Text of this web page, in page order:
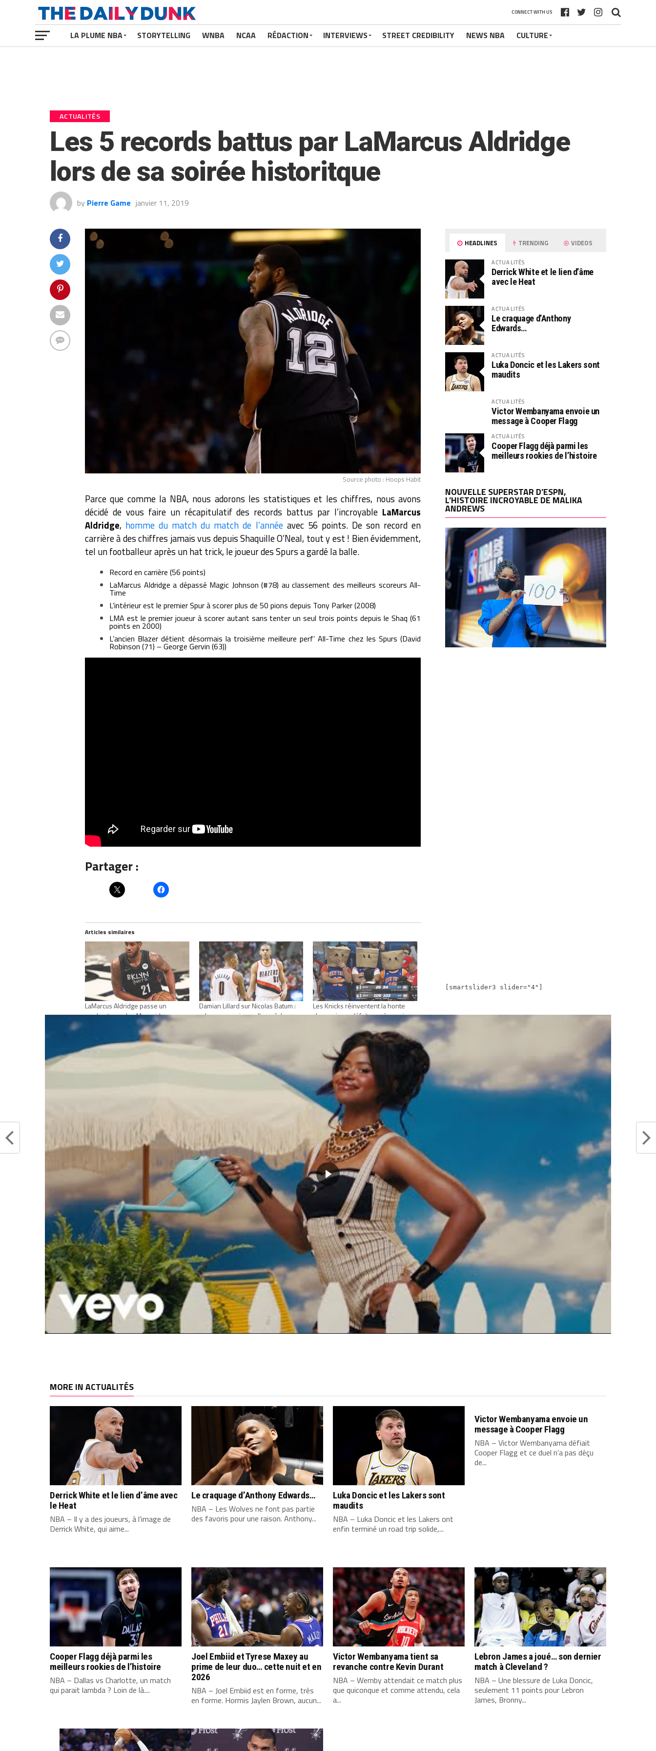
CONNECT WITH US
LA PLUME NBA STORYTELLING WNBA NCAA RÉDACTION INTERVIEWS STREET CREDIBILITY NEWS NBA CULTURE
ACTUALITÉS
Les 5 records battus par LaMarcus Aldridge
lors de sa soirée historitque
by Pierre Game janvier 11, 2019
Source photo : Hoops Habit
Parce que comme la NBA, nous adorons les statistiques et les chiffres, nous avons
décidé de vous faire un récapitulatif des records battus par l’incroyable LaMarcus
Aldridge, homme du match du match de l’annéeavec 56 points. De son record en
carrière à des chiffres jamais vus depuis Shaquille O’Neal, tout y est ! Bien évidemment,
tel un footballeur après un hat trick, le joueur des Spurs a gardé la balle.
Record en carrière (56 points)
LaMarcus Aldridge a dépassé Magic Johnson (#78) au classement des meilleurs scoreurs All-
Time
L’intérieur est le premier Spur à scorer plus de 50 pions depuis Tony Parker (2008)
LMA est le premier joueur à scorer autant sans tenter un seul trois points depuis le Shaq (61
points en 2000)
L’ancien Blazer détient désormais la troisième meilleure perf’ All-Time chez les Spurs (David
Robinson (71) – George Gervin (63))
Partager :
Articles similaires
LaMarcus Aldridge passe un
workout avec les Mavericks
Damian Lillard sur Nicolas Batum :
« Je ne pouvais pas l’empêcher
Les Knicks réinventent la honte
chaque jour : défaite après avoir
mené de 28 points, New-York perd
le derby à cause d’un…rookie
février 17, 2022
Dans "Actualités"
HEADLINES TRENDING VIDEOS
ACTUALITÉS
Derrick White et le lien d’âme
avec le Heat
ACTUALITÉS
Le craquage d’Anthony
Edwards…
ACTUALITÉS
Luka Doncic et les Lakers sont
maudits
ACTUALITÉS
Victor Wembanyama envoie un
message à Cooper Flagg
ACTUALITÉS
Cooper Flagg déjà parmi les
meilleurs rookies de l’histoire
NOUVELLE SUPERSTAR D’ESPN,
L’HISTOIRE INCROYABLE DE MALIKA
ANDREWS
[smartslider3 slider="4"]
MORE IN ACTUALITÉS
Derrick White et le lien d’âme avec
le Heat
NBA – Il y a des joueurs, à l’image de
Derrick White, qui aime...
Le craquage d’Anthony Edwards…
NBA – Les Wolves ne font pas partie
des favoris pour une raison. Anthony...
Luka Doncic et les Lakers sont
maudits
NBA – Luka Doncic et les Lakers ont
enfin terminé un road trip solide,...
Victor Wembanyama envoie un
message à Cooper Flagg
NBA – Victor Wembanyama défiait
Cooper Flagg et ce duel n’a pas déçu
de...
Cooper Flagg déjà parmi les
meilleurs rookies de l’histoire
NBA – Dallas vs Charlotte, un match
qui parait lambda ? Loin de là....
Joel Embiid et Tyrese Maxey au
prime de leur duo… cette nuit et en
2026
NBA – Joel Embiid est en forme, très
en forme. Hormis Jaylen Brown, aucun...
Victor Wembanyama tient sa
revanche contre Kevin Durant
NBA – Wemby attendait ce match plus
que quiconque et comme attendu, cela
a...
Lebron James a joué… son dernier
match à Cleveland ?
NBA – Une blessure de Luka Doncic,
seulement 11 points pour Lebron
James, Bronny...